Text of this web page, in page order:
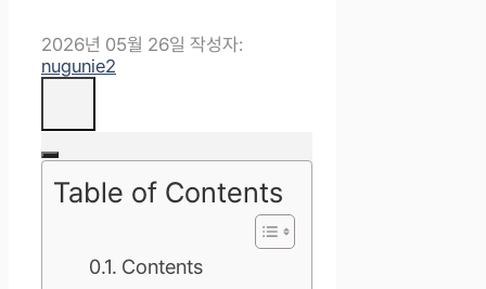
2026년 05월 26일 작성자:
nugunie2
Table of Contents
Contents